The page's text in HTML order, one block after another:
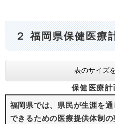
２ 福岡県保健医療
表のサイズ
保健医療計
福岡県では、県民が生涯を
できるための医療提供体制